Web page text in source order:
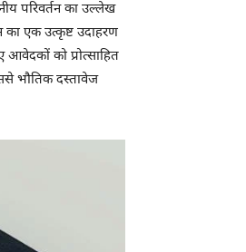
परिवर्तन का उल्लेख
का एक उत्कृष्ट उदाहरण
आवेदकों को प्रोत्साहित
भौतिक दस्तावेज